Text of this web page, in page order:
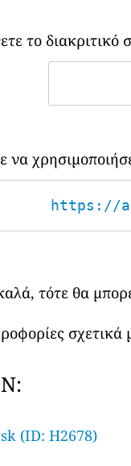
το διακριτικό
να
https://
τότε θα
σχετικά
(ID: H2678)